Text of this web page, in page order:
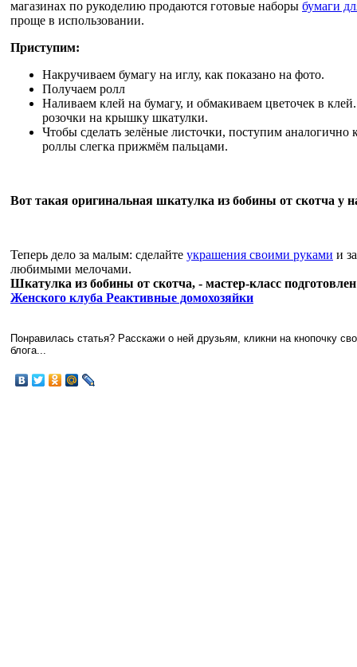
магазинах по рукоделию продаются готовые наборы бумаги
проще в использовании.
Приступим:
Накручиваем бумагу на иглу, как показано на фото.
Получаем ролл
Наливаем клей на бумагу, и обмакиваем цветочек в
розочки на крышку шкатулки.
Чтобы сделать зелёные листочки, поступим аналогично
роллы слегка прижмём пальцами.
Вот такая оригинальная шкатулка из бобины от скотча у
Теперь дело за малым: сделайте украшения своими руками и
любимыми мелочами.
Шкатулка из бобины от скотча, - мастер-класс
Женского клуба Реактивные домохозяйки
Понравилась статья? Расскажи о ней друзьям, кликни на кнопочку
блога...